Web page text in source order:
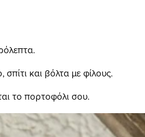
σπίτι και βόλτα με φίλους.
το πορτοφόλι σου.